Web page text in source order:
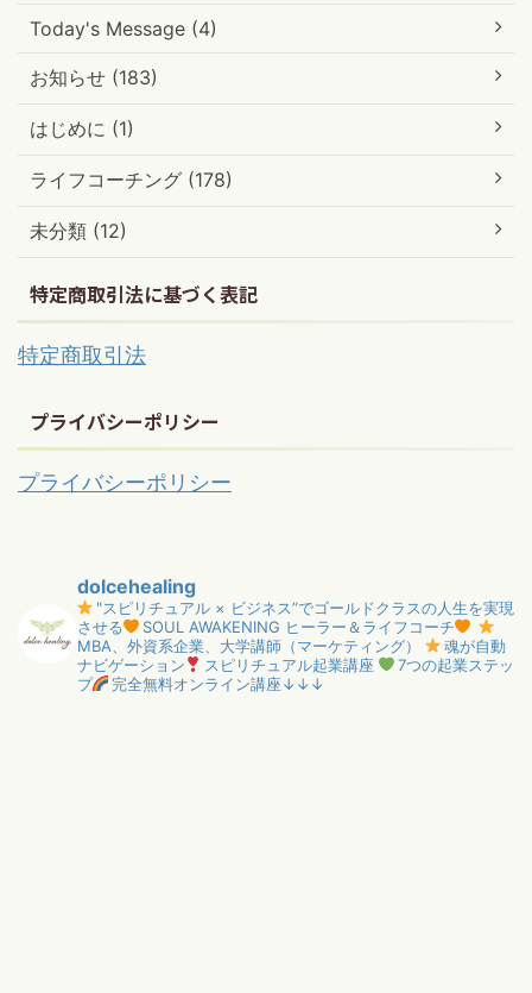
Today's Message (4)
お知らせ (183)
はじめに (1)
ライフコーチング (178)
未分類 (12)
特定商取引法に基づく表記
特定商取引法
プライバシーポリシー
プライバシーポリシー
dolcehealing
"スピリチュアル × ビジネス”でゴールドクラスの人生を実現
させる
SOUL AWAKENING ヒーラー＆ライフコーチ
MBA、外資系企業、大学講師（マーケティング）
魂が自動
ナビゲーション
スピリチュアル起業講座
7つの起業ステッ
プ
完全無料オンライン講座↓↓↓